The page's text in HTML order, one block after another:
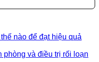
nào để đạt hiệu quả
phòng và điều trị rối loạn